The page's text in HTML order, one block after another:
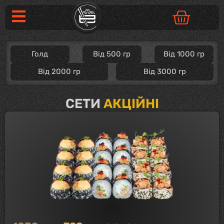
Голд Від 500 гр
Від 1000 гр
Від 2000 гр
Від 3000 гр
СЕТИ АКЦІЙНІ